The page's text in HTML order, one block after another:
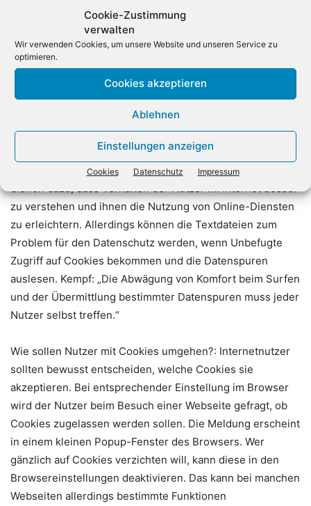
Cookie-Zustimmung
verwalten
Wir verwenden Cookies, um unsere Website und unseren Service zu
optimieren.
Cookies akzeptieren
Ablehnen
Einstellungen anzeigen
Cookies Datenschutz Impressum
ausreicht. Angesichts der bestehenden rechtlichen
Unklarheiten sind viele Betreiber von Webseiten in
Deutschland sicherheitshalber dazu übergegangen, die
Einwilligung der Nutzer beim Aufrufen der Seite
einzuholen.
Unbefugte erhalten Zugriff auf Cookies: Cookies sind nicht
mit Viren oder Trojanern zu verwechseln und können
keinen echten Schaden auf einem Computer anrichten. Sie
zu verstehen und ihnen die Nutzung von Online-Diensten
zu erleichtern. Allerdings können die Textdateien zum
Problem für den Datenschutz werden, wenn Unbefugte
Zugriff auf Cookies bekommen und die Datenspuren
auslesen. Kempf: „Die Abwägung von Komfort beim Surfen
und der Übermittlung bestimmter Datenspuren muss jeder
Nutzer selbst treffen.“
Wie sollen Nutzer mit Cookies umgehen?: Internetnutzer
sollten bewusst entscheiden, welche Cookies sie
akzeptieren. Bei entsprechender Einstellung im Browser
wird der Nutzer beim Besuch einer Webseite gefragt, ob
Cookies zugelassen werden sollen. Die Meldung erscheint
in einem kleinen Popup-Fenster des Browsers. Wer
gänzlich auf Cookies verzichten will, kann diese in den
Browsereinstellungen deaktivieren. Das kann bei manchen
Webseiten allerdings bestimmte Funktionen